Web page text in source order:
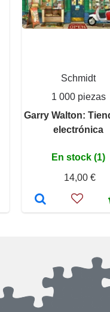
Schmidt
1 000 piezas
Garry Walton:
electrónica
En stock (1)
14,00 €